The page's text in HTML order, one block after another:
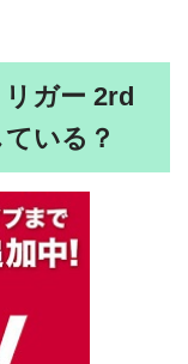
ガー 2rd
いる？